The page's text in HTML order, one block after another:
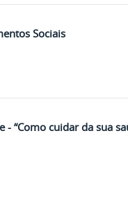
Sociais
- “Como cuidar da sua